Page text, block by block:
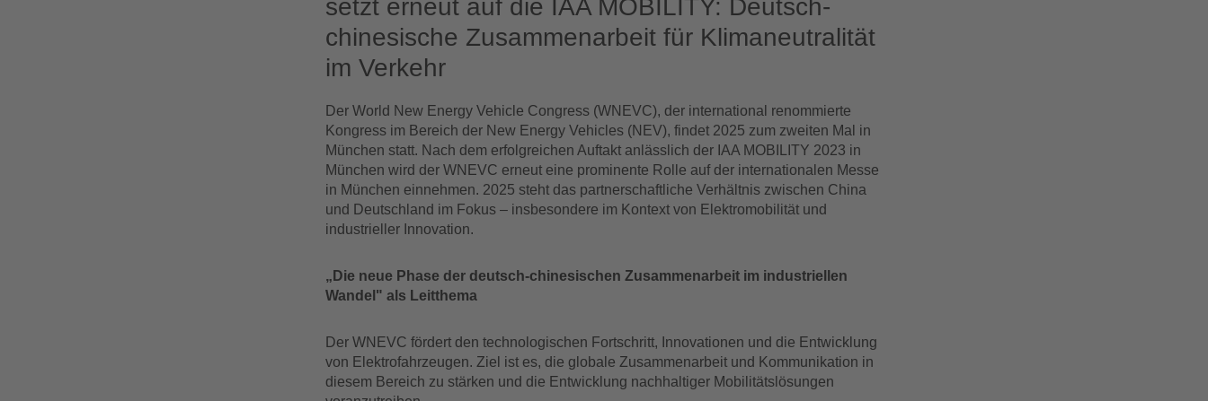
setzt erneut auf die IAA MOBILITY: Deutsch-
chinesische Zusammenarbeit für Klimaneutralität
im Verkehr
Der World New Energy Vehicle Congress (WNEVC), der international renommierte
Kongress im Bereich der New Energy Vehicles (NEV), findet 2025 zum zweiten Mal in
München statt. Nach dem erfolgreichen Auftakt anlässlich der IAA MOBILITY 2023 in
München wird der WNEVC erneut eine prominente Rolle auf der internationalen Messe
in München einnehmen. 2025 steht das partnerschaftliche Verhältnis zwischen China
und Deutschland im Fokus – insbesondere im Kontext von Elektromobilität und
industrieller Innovation.
„Die neue Phase der deutsch-chinesischen Zusammenarbeit im industriellen
Wandel" als Leitthema
Der WNEVC fördert den technologischen Fortschritt, Innovationen und die Entwicklung
von Elektrofahrzeugen. Ziel ist es, die globale Zusammenarbeit und Kommunikation in
diesem Bereich zu stärken und die Entwicklung nachhaltiger Mobilitätslösungen